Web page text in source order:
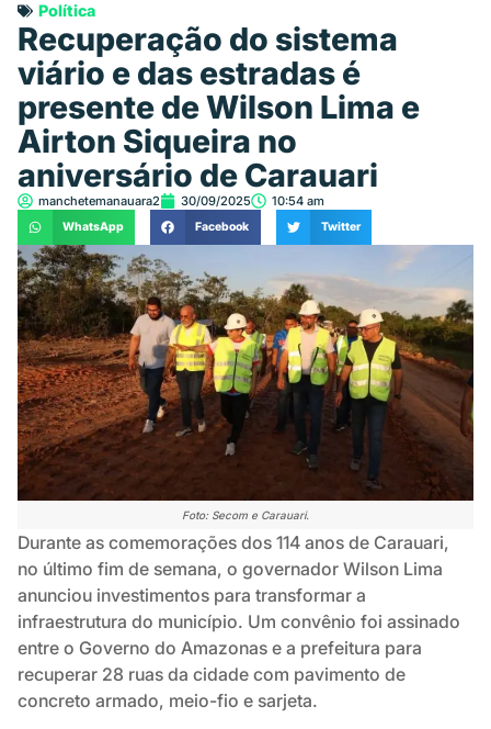
Política
Recuperação do sistema
viário e das estradas é
presente de Wilson Lima e
Airton Siqueira no
aniversário de Carauari
manchetemanauara2 30/09/2025 10:54 am
WhatsApp Facebook Twitter
Foto: Secom e Carauari.
Durante as comemorações dos 114 anos de Carauari,
no último fim de semana, o governador Wilson Lima
anunciou investimentos para transformar a
infraestrutura do município. Um convênio foi assinado
entre o Governo do Amazonas e a prefeitura para
recuperar 28 ruas da cidade com pavimento de
concreto armado, meio-fio e sarjeta.